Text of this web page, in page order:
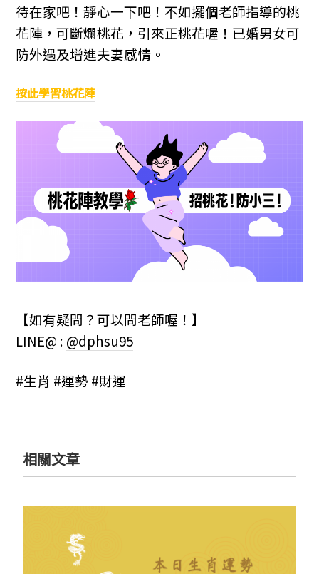
待在家吧！靜心一下吧！不如擺個老師指導的桃
花陣，可斷爛桃花，引來正桃花喔！已婚男女可
防外遇及增進夫妻感情。
按此學習桃花陣
【如有疑問？可以問老師喔！】
LINE@ : @dphsu95
#生肖 #運勢 #財運
相關文章